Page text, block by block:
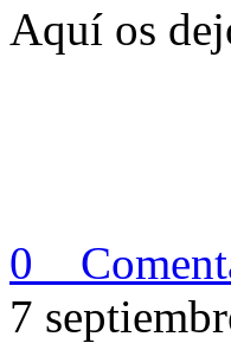
Aquí os
0
7